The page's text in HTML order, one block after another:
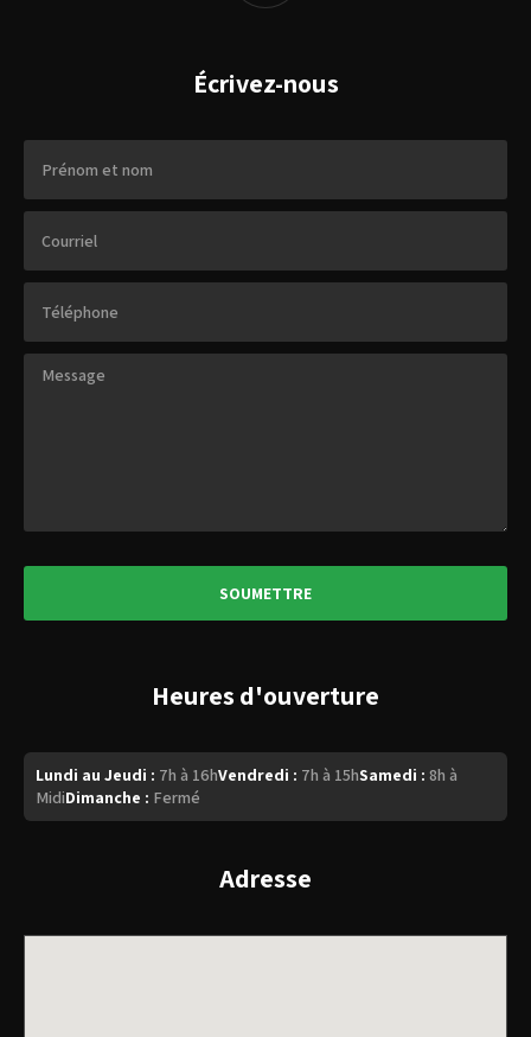
Écrivez-nous
Heures d'ouverture
Lundi au Jeudi : 7h à 16hVendredi : 7h à 15hSamedi : 8h à
MidiDimanche : Fermé
Adresse